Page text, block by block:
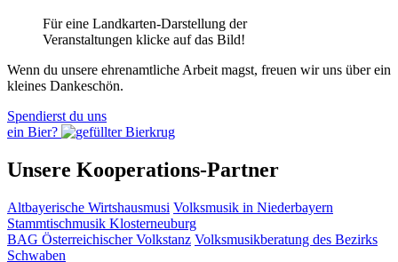
Für eine Landkarten-Darstellung der
Veranstaltungen klicke auf das Bild!
Wenn du unsere ehrenamtliche Arbeit magst, freuen wir uns über ein
kleines Dankeschön.
Spendierst du uns
ein Bier?
Unsere Kooperations-Partner
Altbayerische Wirtshausmusi Volksmusik in Niederbayern
Stammtischmusik Klosterneuburg
BAG Österreichischer Volkstanz Volksmusikberatung des Bezirks
Schwaben